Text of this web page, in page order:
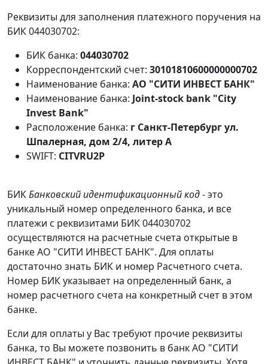
Реквизиты для заполнения платежного поручения на
БИК 044030702:
БИК банка: 044030702
Корреспондентский счет: 30101810600000000702
Наименование банка: АО "СИТИ ИНВЕСТ БАНК"
Наименование банка: Joint-stock bank "City
Invest Bank"
Расположение банка: г Санкт-Петербург ул.
Шпалерная, дом 2/4, литер А
SWIFT: CITVRU2P
БИКБанковский идентификационный код- это
уникальный номер определенного банка, и все
платежи с реквизитами БИК 044030702
осуществляются на расчетные счета открытые в
банке АО "СИТИ ИНВЕСТ БАНК". Для оплаты
достаточно знать БИК и номер Расчетного счета.
Номер БИК указывает на определенный банк, а
номер расчетного счета на конкретный счет в этом
банке.
Если для оплаты у Вас требуют прочие реквизиты
банка, то Вы можете позвонить в банк АО "СИТИ